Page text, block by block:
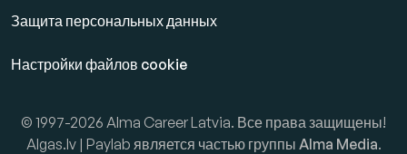
Защита персональных данных
Настройки файлов cookie
© 1997-2026 Alma Career Latvia. Все права защищены!
Algas.lv | Paylab является частью группы Alma Media.